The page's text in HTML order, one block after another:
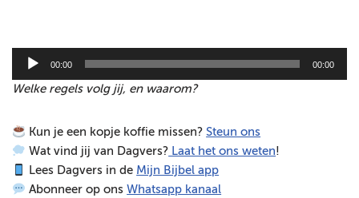
d
o
s
p
e
00:00 00:00
Welke regels volg jij, en waarom?
Kun je een kopje koffie missen?Steun ons
Wat vind jij van Dagvers? Laat het ons weten!
Lees Dagvers in de Mijn Bijbel app
Abonneer op onsWhatsapp kanaal